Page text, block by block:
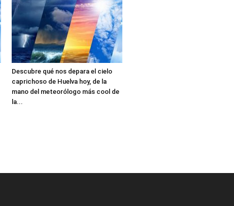
Descubre qué nos depara el cielo
caprichoso de Huelva hoy, de la
mano del meteorólogo más cool de
la...